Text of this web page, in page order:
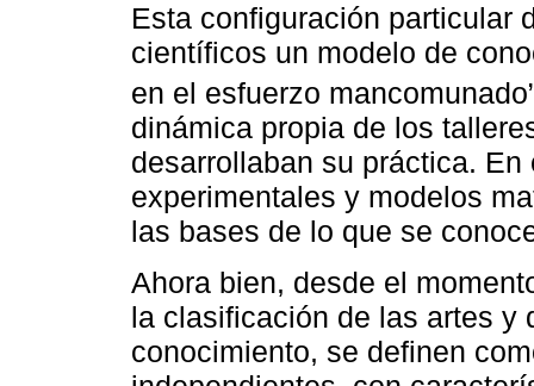
Esta configuración particular
científicos un modelo de
en el esfuerzo
dinámica propia de los
desarrollaban su práctica.
experimentales y modelos
las bases de lo que se
Ahora bien, desde el
la clasificación de las artes y
conocimiento, se definen